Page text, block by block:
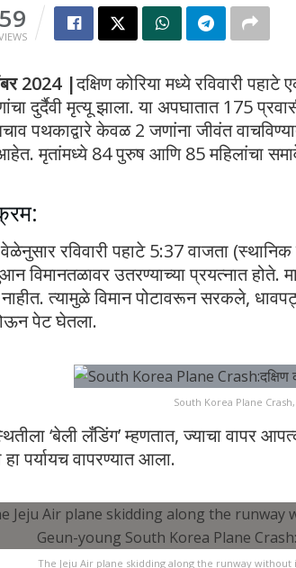
59
2024 |दक्षिण कोरिया मध्ये रविवारी
दुर्दैवी मृत्यू झाला. या अपघातात 175
पथकाद्वारे केवळ 2 जणांना जीवंत
मृतांमध्ये 84 पुरुष आणि 85 महिलांचा
वेळेनुसार रविवारी पहाटे 5:37 वाजता
विमानतळावर उतरण्याच्या प्रयत्नात होते.
त्यामुळे विमान पोटावरून सरकले,
पेट घेतला.
South Korea Plane
‘बेली लँडिंग’ म्हणतात, ज्याचा वापर
हा पर्यायच वापरण्यात आला.
The Jeju Air plane skidding along the runway without